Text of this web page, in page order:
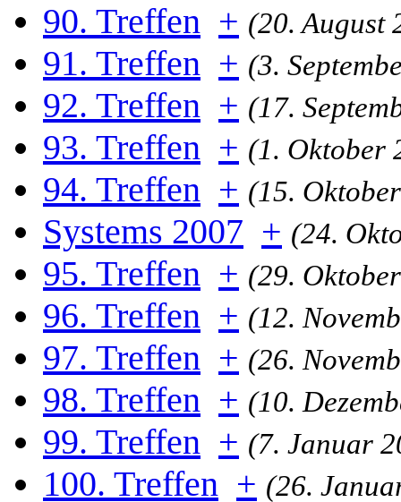
90. Treffen + (20. August
91. Treffen + (3.
92. Treffen + (17.
93. Treffen + (1. Oktober
94. Treffen + (15.
Systems 2007 + (24.
95. Treffen + (29.
96. Treffen + (12.
97. Treffen + (26.
98. Treffen + (10.
99. Treffen + (7. Januar
100. Treffen + (26.